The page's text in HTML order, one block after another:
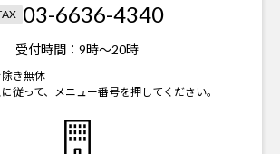
03-6636-4340
受付時間： 9時～20時
き無休
従って、メニュー番号を押してください。